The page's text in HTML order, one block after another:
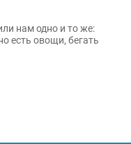
нам одно и то же:
есть овощи, бегать